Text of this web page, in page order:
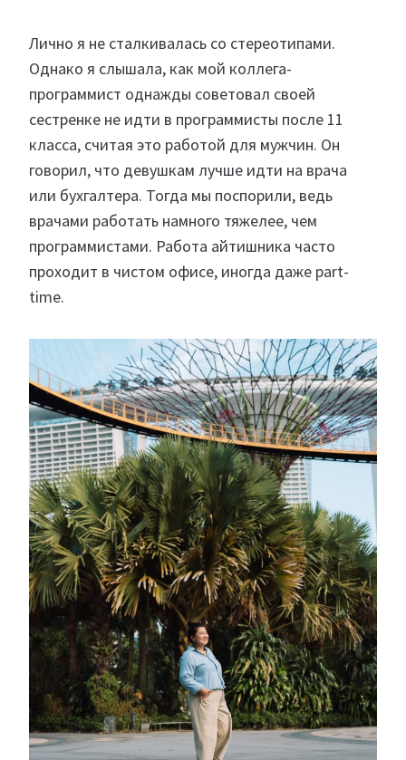
Лично я не сталкивалась со стереотипами.
Однако я слышала, как мой коллега-
программист однажды советовал своей
сестренке не идти в программисты после 11
класса, считая это работой для мужчин. Он
говорил, что девушкам лучше идти на врача
или бухгалтера. Тогда мы поспорили, ведь
врачами работать намного тяжелее, чем
программистами. Работа айтишника часто
проходит в чистом офисе, иногда даже part-
time.